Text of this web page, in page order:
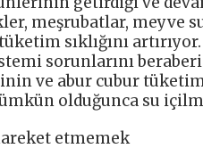
meşrubatlar, meyve
sıklığını
sorunlarını
ve abur cubur
olduğunca su
etmemek